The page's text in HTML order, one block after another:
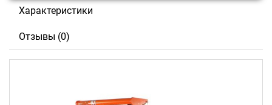
Характеристики
Отзывы (0)